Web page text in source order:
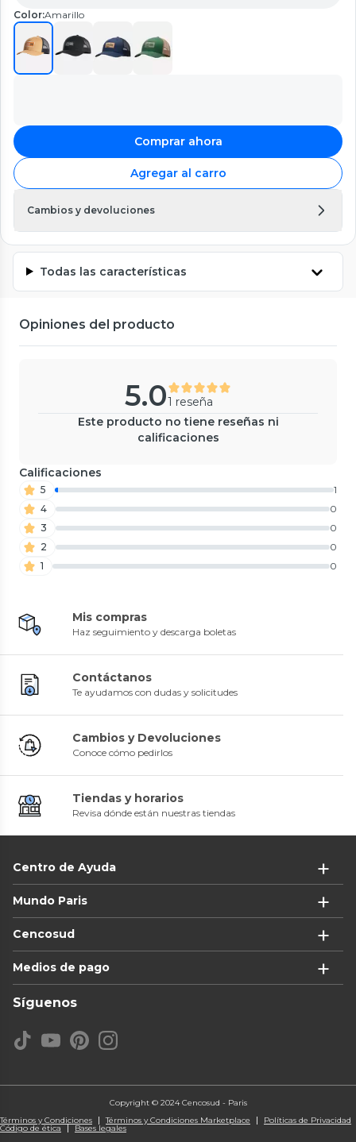
Color:Amarillo
Comprar ahora
Agregar al carro
Cambios y devoluciones
Todas las características
Opiniones del producto
5.01 reseña
Este producto no tiene reseñas ni
calificaciones
Calificaciones
5
1
4
0
3
0
2
0
1
0
Mis compras
Haz seguimiento y descarga boletas
Contáctanos
Te ayudamos con dudas y solicitudes
Cambios y Devoluciones
Conoce cómo pedirlos
Tiendas y horarios
Revisa dónde están nuestras tiendas
Centro de Ayuda
Mundo Paris
Cencosud
Medios de pago
Síguenos
Copyright © 2024 Cencosud - Paris
Términos y Condiciones
Términos y Condiciones Marketplace Políticas de Privacidad
Código de ética Bases legales